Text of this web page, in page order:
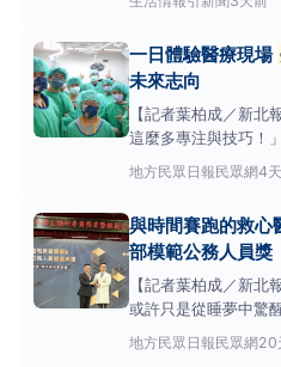
實作，體驗外科縫合
與使命。圖／林同學
領下，體
一日體驗醫療現場
未來志向
【記者葉柏成／新
這麼多專注與技巧！
「2026雙語創新醫療
學生走進醫院第一線
也在一次次動手操作
地方民眾日報民眾網4
與時間賽跑的救心
部模範公務人員獎
【記者葉柏成／新北
或許只是從睡夢中驚
臟血管中心主任黃啟
肌梗塞患者正站在生
地方民眾日報民眾網20